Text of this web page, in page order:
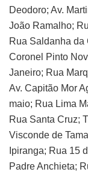
Deodoro; Av.
João Ramalho;
Rua Saldanha da
Coronel Pinto
Janeiro; Rua
Av. Capitão Mor
maio; Rua Lima
Rua Santa Cruz;
Visconde de
Ipiranga; Rua 15
Padre Anchieta;